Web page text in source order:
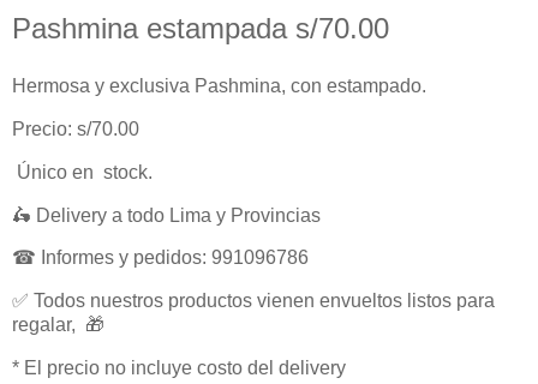
Pashmina estampada s/70.00
Hermosa y exclusiva Pashmina, con estampado.
Precio: s/70.00
Único en stock.
🛵 Delivery a todo Lima y Provincias
☎ Informes y pedidos: 991096786
✅ Todos nuestros productos vienen envueltos listos para
regalar, 🎁
* El precio no incluye costo del delivery